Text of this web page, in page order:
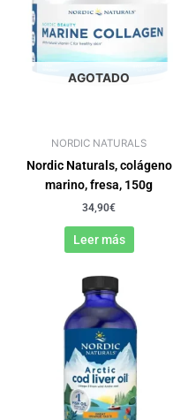
AGOTADO
NORDIC NATURALS
Nordic Naturals, colágeno
marino, fresa, 150g
34,90€
Leer más